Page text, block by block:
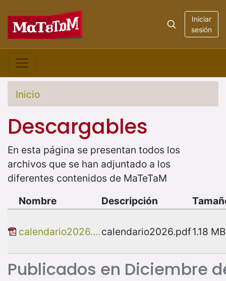
Iniciar
sesión
Inicio
Descargables
En esta página se presentan todos los
archivos que se han adjuntado a los
diferentes contenidos de MaTeTaM
Publicados en Diciembre
Nombre Descripción
calendario2026....calendario2026.pdf1.18 MB